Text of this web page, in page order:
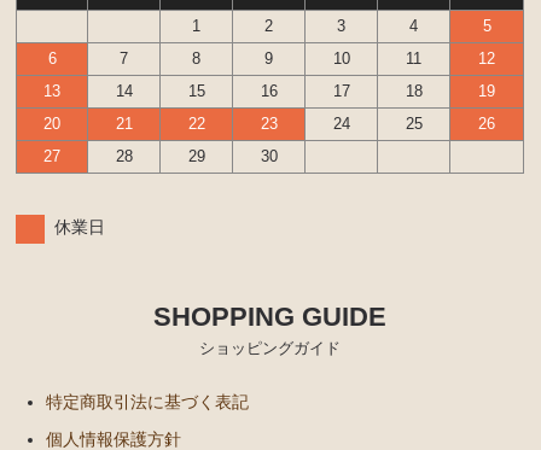
1
2 3 4
5
6
7 8 9 10 11
12
13
14 15 16 17 18
19
20
21 22 23 24 25
26
27
28 29 30
休業日
SHOPPING GUIDE
ショッピングガイド
特定商取引法に基づく表記
個人情報保護方針